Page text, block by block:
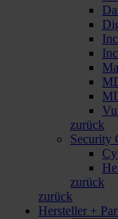
zurück
Security
zurück
zurück
Hersteller +